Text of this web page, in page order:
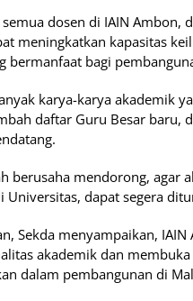
dosen di IAIN Ambon,
meningkatkan kapasitas
bermanfaat bagi
karya-karya akademik
daftar Guru Besar baru,
berusaha mendorong, agar
Universitas, dapat segera
Sekda menyampaikan, IAIN
akademik dan
dalam pembangunan di